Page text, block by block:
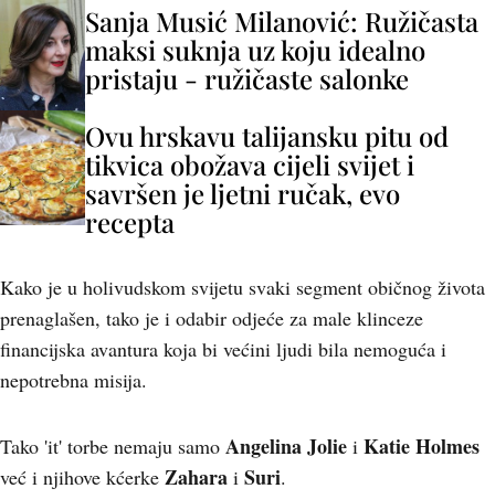
Sanja Musić Milanović: Ružičasta
maksi suknja uz koju idealno
pristaju - ružičaste salonke
Ovu hrskavu talijansku pitu od
tikvica obožava cijeli svijet i
savršen je ljetni ručak, evo
recepta
Kako je u holivudskom svijetu svaki segment običnog života
prenaglašen, tako je i odabir odjeće za male klinceze
financijska avantura koja bi većini ljudi bila nemoguća i
nepotrebna misija.
Tako 'it' torbe nemaju samo Angelina Jolie i Katie Holmes
već i njihove kćerke Zahara i Suri.